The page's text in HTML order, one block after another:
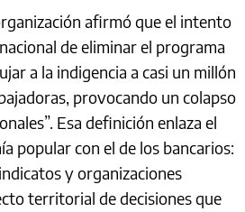
afirmó que el intento
de eliminar el programa
a la indigencia a casi un millón
provocando un colapso
Esa definición enlaza el
popular con el de los bancarios:
y organizaciones
territorial de decisiones que